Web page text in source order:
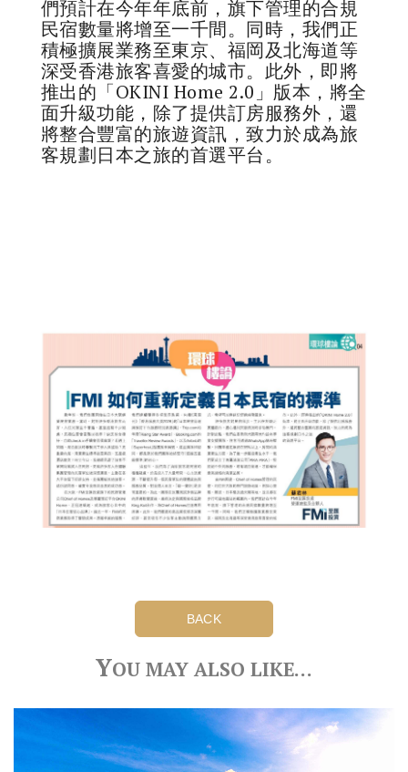
們預計在今年年底前，旗下管理的合規
民宿數量將增至一千間。同時，我們正
積極擴展業務至東京、福岡及北海道等
深受香港旅客喜愛的城市。此外，即將
推出的「OKINI Home 2.0」版本，將全
面升級功能，除了提供訂房服務外，還
將整合豐富的旅遊資訊，致力於成為旅
客規劃日本之旅的首選平台。
BACK
YOU MAY ALSO LIKE…